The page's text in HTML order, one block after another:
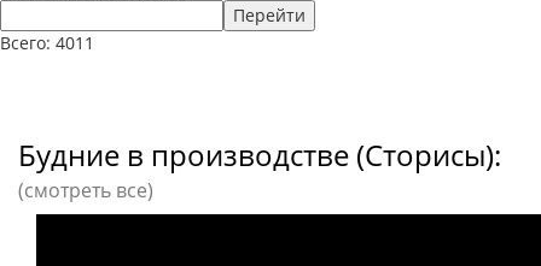
Перейти
Всего: 4011
Будние в производстве (Сторисы):
(смотреть все)